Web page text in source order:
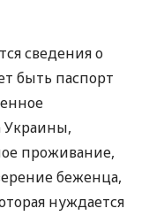
сведения о
быть паспорт
Украины,
проживание,
беженца,
нуждается